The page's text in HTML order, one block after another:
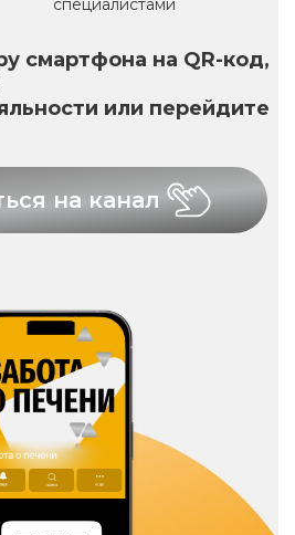
специалистами
смартфона на QR-код,
или перейдите
на канал